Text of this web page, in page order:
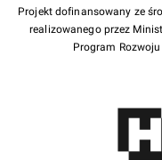
Projekt dofinansowany ze
realizowanego przez
Program